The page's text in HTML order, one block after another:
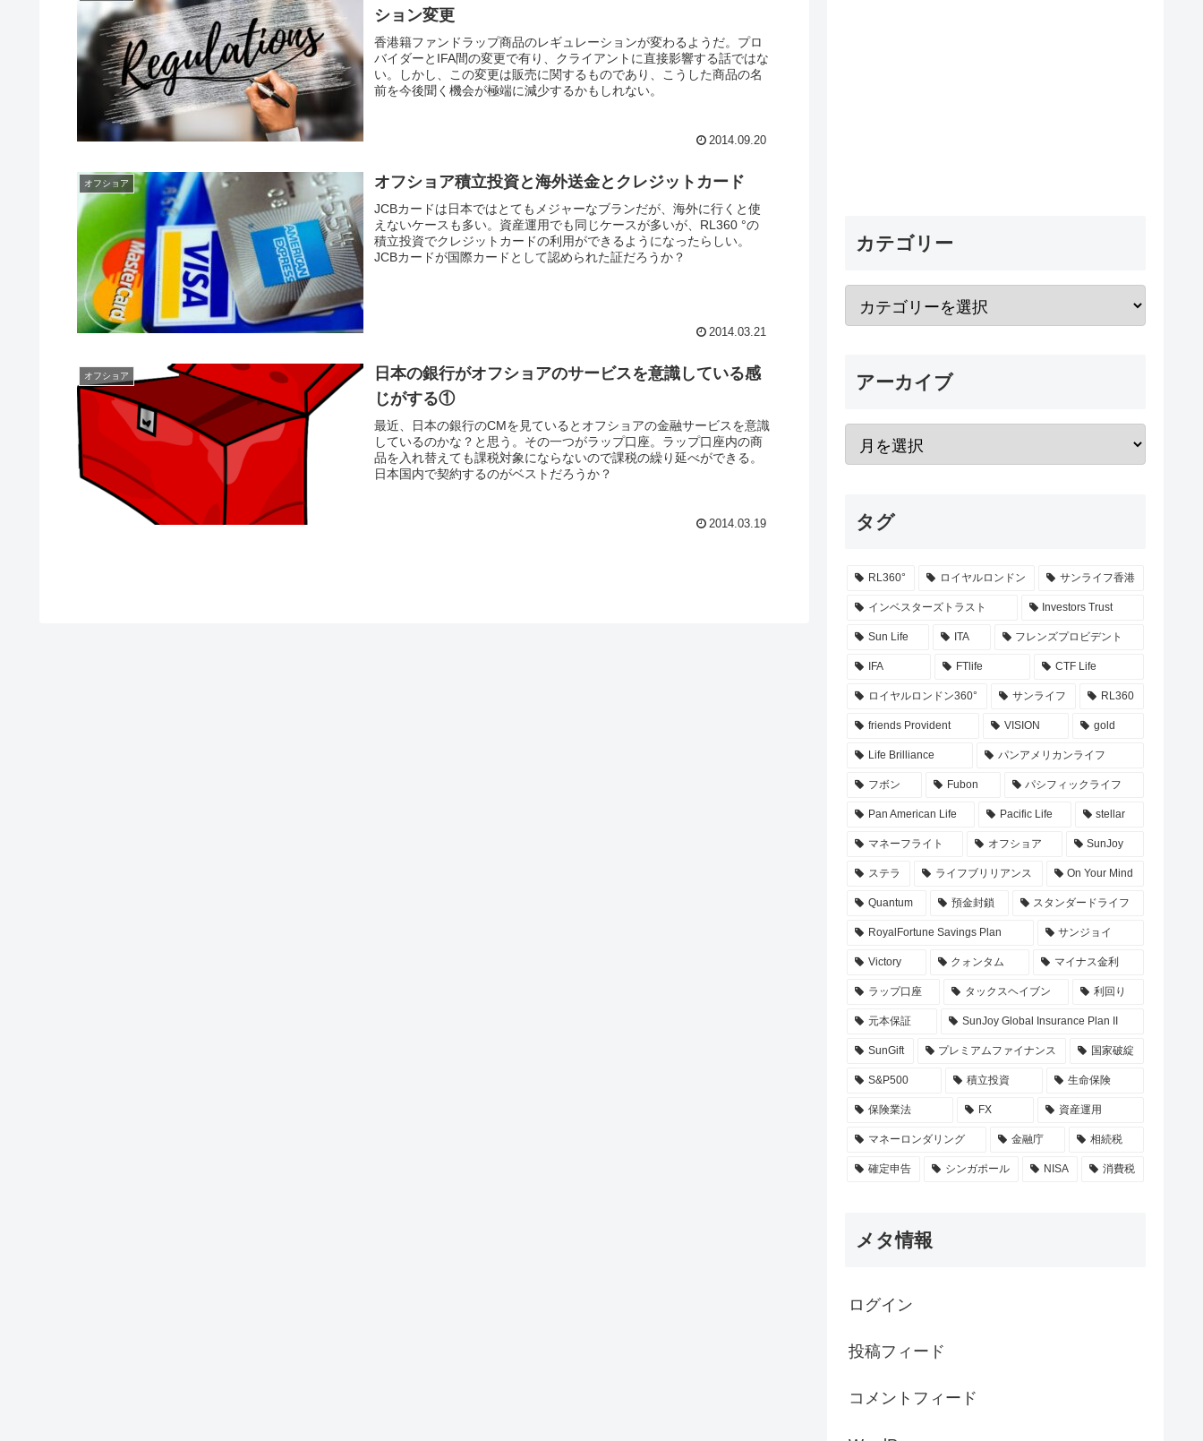
ション変更
香港籍ファンドラップ商品のレギュレーションが変わるようだ。プロ
バイダーとIFA間の変更で有り、クライアントに直接影響する話ではな
い。しかし、この変更は販売に関するものであり、こうした商品の名
前を今後聞く機会が極端に減少するかもしれない。
2014.09.20
オフショア オフショア積立投資と海外送金とクレジットカード
JCBカードは日本ではとてもメジャーなブランだが、海外に行くと使
えないケースも多い。資産運用でも同じケースが多いが、RL360 °の
積立投資でクレジットカードの利用ができるようになったらしい。
JCBカードが国際カードとして認められた証だろうか？
2014.03.21
オフショア
日本の銀行がオフショアのサービスを意識している感
じがする①
最近、日本の銀行のCMを見ているとオフショアの金融サービスを意識
しているのかな？と思う。その一つがラップ口座。ラップ口座内の商
品を入れ替えても課税対象にならないので課税の繰り延べができる。
日本国内で契約するのがベストだろうか？
2014.03.19
カテゴリー
アーカイブ
タグ
RL360° ロイヤルロンドン サンライフ香港
インベスターズトラスト Investors Trust
Sun Life ITA フレンズプロビデント
IFA FTlife CTF Life
ロイヤルロンドン360° サンライフ RL360
friends Provident VISION gold
Life Brilliance パンアメリカンライフ
フボン Fubon パシフィックライフ
Pan American Life Pacific Life stellar
マネーフライト オフショア SunJoy
ステラ ライフブリリアンス On Your Mind
Quantum 預金封鎖 スタンダードライフ
RoyalFortune Savings Plan サンジョイ
Victory クォンタム マイナス金利
ラップ口座 タックスヘイブン 利回り
元本保証 SunJoy Global Insurance Plan II
SunGift プレミアムファイナンス 国家破綻
S&P500 積立投資 生命保険
保険業法 FX 資産運用
マネーロンダリング 金融庁 相続税
確定申告 シンガポール NISA 消費税
メタ情報
ログイン
投稿フィード
コメントフィード